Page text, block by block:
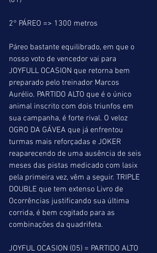
2° PÁREO => 1300 metros
Páreo bastante equilibrado, em que o
nosso voto de vencedor vai para
JOYFULL OCASION que retorna bem
preparado pelo treinador Marcos
Aurélio. PARTIDO ALTO que é o único
animal inscrito com dois triunfos em
sua campanha, é forte rival. O veloz
OGRO DA GÁVEA que já enfrentou
turmas mais reforçadas e JOKER
reaparecendo de uma ausência de seis
meses das pistas medicado com lasix
pela primeira vez, vêm a seguir. TRIPLE
DOUBLE que tem extenso Livro de
Ocorrências justificando sua última
corrida, é bem cogitado para as
combinações da quadrifeta.
JOYFUL OCASION (05) = PARTIDO ALTO